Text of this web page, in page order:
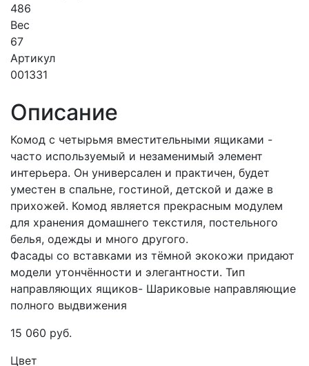
486
Вес
67
Артикул
001331
Описание
Комод с четырьмя вместительными ящиками -
часто используемый и незаменимый элемент
интерьера. Он универсален и практичен, будет
уместен в спальне, гостиной, детской и даже в
прихожей. Комод является прекрасным модулем
для хранения домашнего текстиля, постельного
белья, одежды и много другого.
Фасады со вставками из тёмной экокожи придают
модели утончённости и элегантности. Тип
направляющих ящиков- Шариковые направляющие
полного выдвижения
15 060 руб.
Цвет